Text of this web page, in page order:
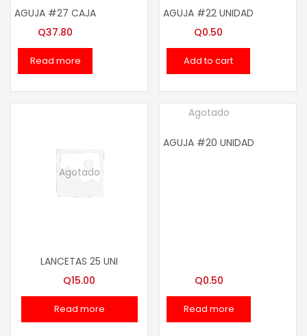
AGUJA #27 CAJA
Q37.80
Read more
AGUJA #22 UNIDAD
Q0.50
Add to cart
Agotado
LANCETAS 25 UNI
Q15.00
Read more
Agotado
AGUJA #20 UNIDAD
Q0.50
Read more